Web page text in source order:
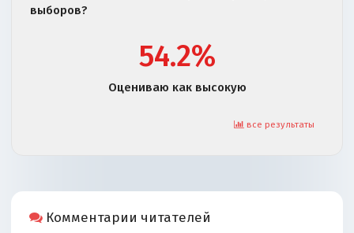
выборов?
54.2%
Оцениваю как высокую
все результаты
Комментарии читателей